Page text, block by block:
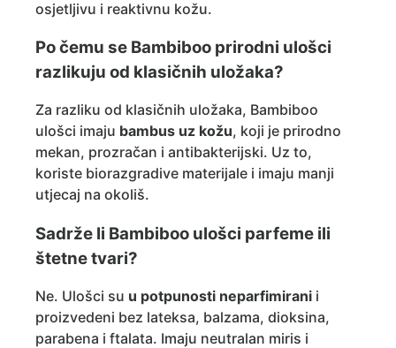
osjetljivu i reaktivnu kožu.
Po čemu se Bambiboo prirodni ulošci
razlikuju od klasičnih uložaka?
Za razliku od klasičnih uložaka, Bambiboo
ulošci imaju bambus uz kožu, koji je prirodno
mekan, prozračan i antibakterijski. Uz to,
koriste biorazgradive materijale i imaju manji
utjecaj na okoliš.
Sadrže li Bambiboo ulošci parfeme ili
štetne tvari?
Ne. Ulošci su u potpunosti neparfimirani i
proizvedeni bez lateksa, balzama, dioksina,
parabena i ftalata. Imaju neutralan miris i